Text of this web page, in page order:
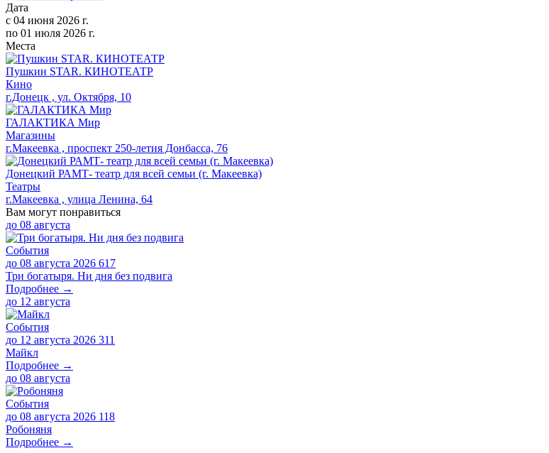
Дата
с 04 июня 2026 г.
по 01 июля 2026 г.
Места
Пушкин STAR. КИНОТЕАТР
Кино
г.Донецк , ул. Октября, 10
ГАЛАКТИКА Мир
Магазины
г.Макеевка , проспект 250-летия Донбасса, 76
Донецкий РАМТ- театр для всей семьи (г. Макеевка)
Театры
г.Макеевка , улица Ленина, 64
Вам могут понравиться
до 08 августа
События
до 08 августа 2026 617
Три богатыря. Ни дня без подвига
Подробнее →
до 12 августа
События
до 12 августа 2026 311
Майкл
Подробнее →
до 08 августа
События
до 08 августа 2026 118
Робоняня
Подробнее →